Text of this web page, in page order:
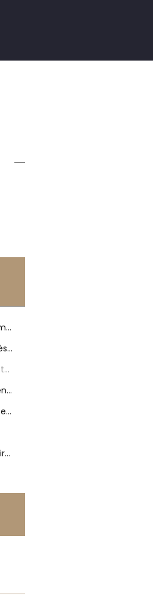
Quels sont les facteurs à prendre en compte avant d’aménager une piscine hors sol ?
Quels sont les matériaux les plus adaptés pour aménager une piscine hors sol ?
Quelle est la procédure à suivre pour déterminer la taille et la forme de votre piscine hors sol ?
Quels sont les avantages et les inconvénients de l’aménagement d’une piscine hors sol ?
Quels sont les différents types de piscines hors sol disponibles ?
Quels sont les équipements et accessoires indispensables pour aménager une piscine hors sol ?